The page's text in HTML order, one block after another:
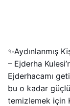
✨Aydınlanmış
– Ejderha
Ejderhacamı
bu o kadar
temizlemek için